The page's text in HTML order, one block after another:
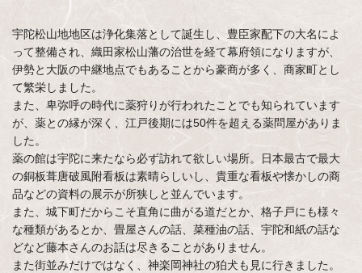
宇陀松山地地区は浄化集落として誕生し、豊臣家配下の大名によ
って整備され、織田家松山藩の治世を経て幕府領になりますが、
伊勢と大阪の中継地点でもあることから豪商が多く、商家町とし
て繁栄しました。
また、卑弥呼の時代に薬狩りが行われたことでも知られています
が、薬との縁が深く、江戸後期には50件を超える薬問屋がありま
した。
薬の館は宇陀に来たなら必ず訪れて欲しい場所。日本最古で最大
の銅板葺唐破風附看板は素晴らしいし、貴重な看板や懐かしの商
品などの資料の展示が所狭しと並んでいます。
また、城下町だからこそ直角に曲がる道だとか、格子戸にも様々
な種類があるとか、畳屋さんの話、菜種油の話、宇陀和紙の話な
どなど藤本さんのお話は尽きることがありません。
また街並みだけではなく、神楽岡神社の狛犬も見に行きました。